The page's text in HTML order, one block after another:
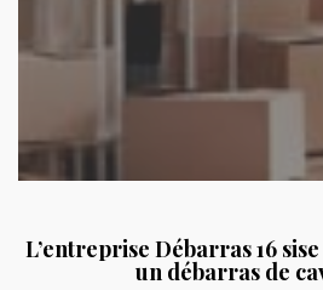
L’entreprise Débarras 16
un débarras de